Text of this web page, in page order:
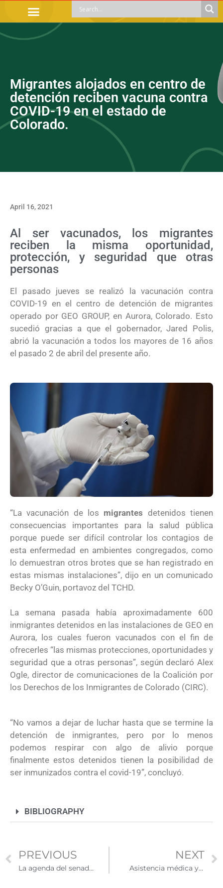
Migrantes alojados en centro de
detención reciben vacuna contra
COVID-19 en el estado de
Colorado.
April 16, 2021
Al ser vacunados, los migrantes
reciben la misma oportunidad,
protección, y seguridad que otras
personas
El pasado jueves se realizó la vacunación contra
COVID-19 en el centro de detención de migrantes
operado por GEO GROUP, en Aurora, Colorado. Esto
sucedió gracias a que el gobernador, Jared Polis,
abrió la vacunación a todos los mayores de 16 años
el pasado 2 de abril del presente año.
“La vacunación de los migrantes detenidos tienen
consecuencias importantes para la salud pública
porque puede ser difícil controlar los contagios de
esta enfermedad en ambientes congregados, como
lo demuestran otros brotes que se han registrado en
estas mismas instalaciones”, dijo en un comunicado
Becky O’Guin, portavoz del TCHD.
La semana pasada había aproximadamente 600
inmigrantes detenidos en las instalaciones de GEO en
Aurora, los cuales fueron vacunados con el fin de
ofrecerles “las mismas protecciones, oportunidades y
seguridad que a otras personas”, según declaró Alex
Ogle, director de comunicaciones de la Coalición por
los Derechos de los Inmigrantes de Colorado (CIRC).
“No vamos a dejar de luchar hasta que se termine la
detención de inmigrantes, pero por lo menos
podemos respirar con algo de alivio porque
finalmente estos detenidos tienen la posibilidad de
ser inmunizados contra el covid-19”, concluyó.
BIBLIOGRAPHY
PREVIOUS
La agenda del senador por California Alex Padilla en temas de migración
NEXT
Asistencia médica y servicios de emergencia para inmigrantes en Estados Unidos